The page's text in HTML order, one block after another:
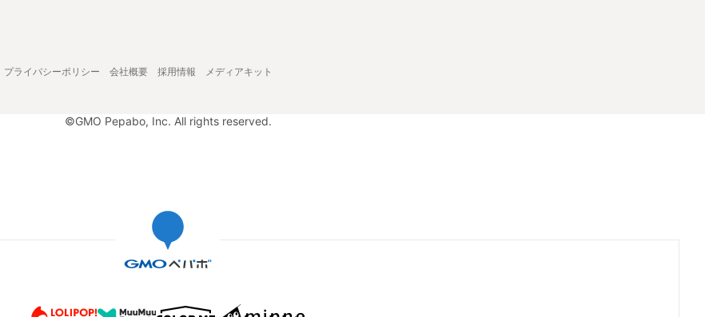
プライバシーポリシー 会社概要 採用情報 メディアキット
©GMO Pepabo, Inc. All rights reserved.